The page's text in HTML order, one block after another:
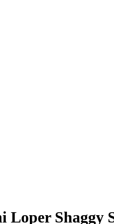
Loper Shaggy